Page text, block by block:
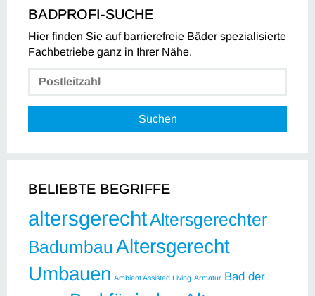
BADPROFI-SUCHE
Hier finden Sie auf barrierefreie Bäder spezialisierte
Fachbetriebe ganz in Ihrer Nähe.
Suchen
BELIEBTE BEGRIFFE
altersgerechtAltersgerechter
Badumbau Altersgerecht
Umbauen Ambient Assisted Living Armatur Bad der